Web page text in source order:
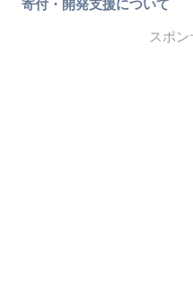
寄付・開発支援について
スポン